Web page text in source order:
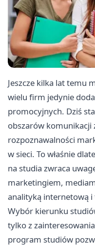
Jeszcze kilka lat temu
wielu firm jedynie
promocyjnych. Dziś
obszarów
rozpoznawalności
w sieci. To właśnie
na studia zwraca
marketingiem,
analityką internetową
Wybór kierunku
tylko z
program studiów